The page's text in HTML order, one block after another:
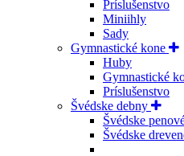
Príslušenstvo
Miniihly
Sady
Gymnastické kone
Huby
Gymnastické
Príslušenstvo
Švédske debny
Švédske
Švédske